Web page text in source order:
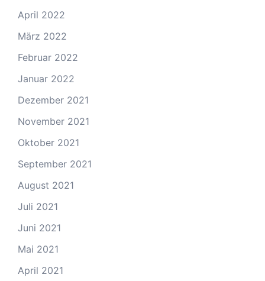
April 2022
März 2022
Februar 2022
Januar 2022
Dezember 2021
November 2021
Oktober 2021
September 2021
August 2021
Juli 2021
Juni 2021
Mai 2021
April 2021